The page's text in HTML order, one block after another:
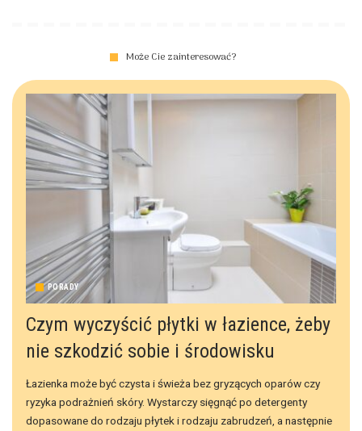
Może Cie zainteresować?
PORADY
Czym wyczyścić płytki w łazience, żeby
nie szkodzić sobie i środowisku
Łazienka może być czysta i świeża bez gryzących oparów czy
ryzyka podrażnień skóry. Wystarczy sięgnąć po detergenty
dopasowane do rodzaju płytek i rodzaju zabrudzeń, a następnie